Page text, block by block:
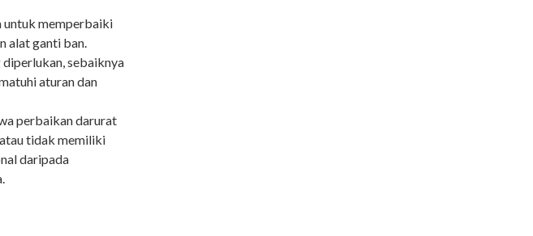
untuk memperbaiki
alat ganti ban.
sebaiknya
aturan dan
perbaikan darurat
tidak memiliki
daripada